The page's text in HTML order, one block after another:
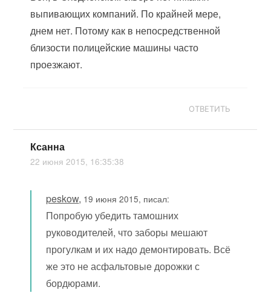
выпивающих компаний. По крайней мере,
днем нет. Потому как в непосредственной
близости полицейские машины часто
проезжают.
ОТВЕТИТЬ
Ксанна
22 июня 2015, 16:35:38
peskow, 19 июня 2015, писал:
Попробую убедить тамошних
руководителей, что заборы мешают
прогулкам и их надо демонтировать. Всё
же это не асфальтовые дорожки с
бордюрами.